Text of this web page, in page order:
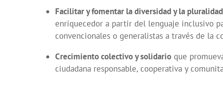
Facilitar y fomentar la diversidad y la
enriquecedor a partir del lenguaje inclusivo
convencionales o generalistas a través de la
Crecimiento colectivo y solidarioque
ciudadana responsable, cooperativa y